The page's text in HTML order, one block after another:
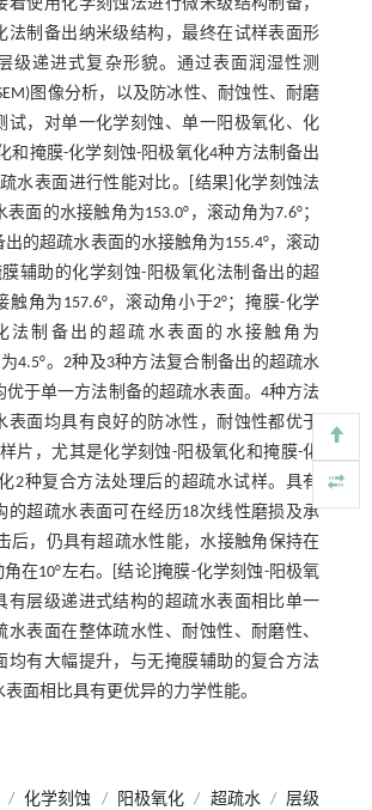
着使用化学刻蚀法进行微米级结构制备，
法制备出纳米级结构，最终在试样表面形
级递进式复杂形貌。通过表面润湿性测
图像分析，以及防冰性、耐蚀性、耐磨
试，对单一化学刻蚀、单一阳极氧化、化
和掩膜-化学刻蚀-阳极氧化4种方法制备出
疏水表面进行性能对比。[结果]化学刻蚀法
面的水接触角为153.0°，滚动角为7.6°；
出的超疏水表面的水接触角为155.4°，滚动
膜辅助的化学刻蚀-阳极氧化法制备出的超
触角为157.6°，滚动角小于2°；掩膜-化学
法制备出的超疏水表面的水接触角为
为4.5°。2种及3种方法复合制备出的超疏水
优于单一方法制备的超疏水表面。4种方法
表面均具有良好的防冰性，耐蚀性都优于
片，尤其是化学刻蚀-阳极氧化和掩膜-化
2种复合方法处理后的超疏水试样。具有
的超疏水表面可在经历18次线性磨损及承
后，仍具有超疏水性能，水接触角保持在
角在10°左右。[结论]掩膜-化学刻蚀-阳极氧
有层级递进式结构的超疏水表面相比单一
水表面在整体疏水性、耐蚀性、耐磨性、
均有大幅提升，与无掩膜辅助的复合方法
面相比具有更优异的力学性能。
/ 化学刻蚀 / 阳极氧化 / 超疏水 / 层级